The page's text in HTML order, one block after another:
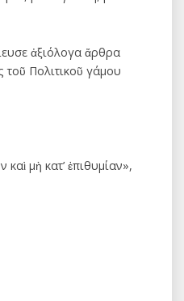
ἀξιόλογα ἄρθρα
τοῦ Πολιτικοῦ γάμου
μὴ κατ’ ἐπιθυμίαν»,